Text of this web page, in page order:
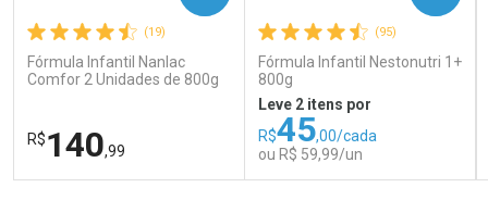
(19)
Fórmula Infantil Nanlac
Comfor 2 Unidades de 800g
R$140,99
(95)
Fórmula Infantil Nestonutri 1+
800g
Leve 2 itens por
R$45,00/cada
ou R$ 59,99/un